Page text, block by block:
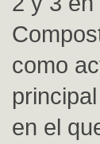
como
en el